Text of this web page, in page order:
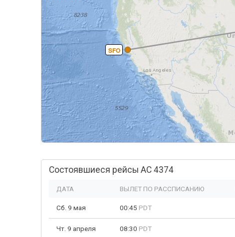
SFO
Состоявшиеся рейсы AC 4374
ДАТА ВЫЛЕТ ПО РАССПИСАНИЮ
Сб. 9 мая 00:45 PDT
Чт. 9 апреля 08:30 PDT